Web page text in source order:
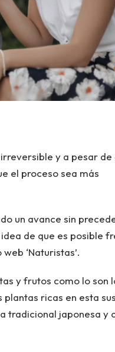
y a pesar de
el proceso sea más
un avance sin
de que es posible
‘Naturistas’.
y frutos como lo son
plantas ricas en esta
tradicional japonesa y